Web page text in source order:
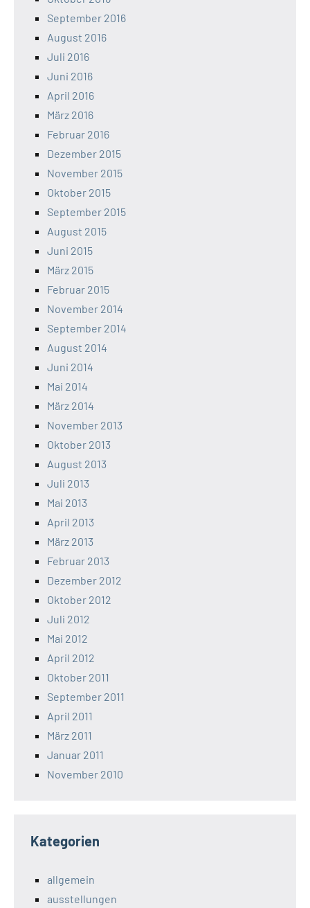
September 2016
August 2016
Juli 2016
Juni 2016
April 2016
März 2016
Februar 2016
Dezember 2015
November 2015
Oktober 2015
September 2015
August 2015
Juni 2015
März 2015
Februar 2015
November 2014
September 2014
August 2014
Juni 2014
Mai 2014
März 2014
November 2013
Oktober 2013
August 2013
Juli 2013
Mai 2013
April 2013
März 2013
Februar 2013
Dezember 2012
Oktober 2012
Juli 2012
Mai 2012
April 2012
Oktober 2011
September 2011
April 2011
März 2011
Januar 2011
November 2010
Kategorien
allgemein
ausstellungen